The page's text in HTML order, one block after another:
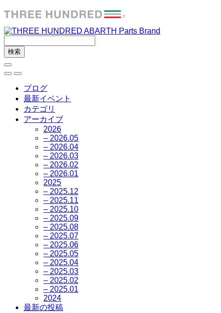
ブログ
最新イベント
カテゴリ
アーカイブ
2026
– 2026.05
– 2026.04
– 2026.03
– 2026.02
– 2026.01
2025
– 2025.12
– 2025.11
– 2025.10
– 2025.09
– 2025.08
– 2025.07
– 2025.06
– 2025.05
– 2025.04
– 2025.03
– 2025.02
– 2025.01
2024
最新の投稿